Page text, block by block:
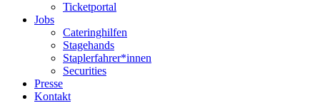
Ticketportal
Jobs
Cateringhilfen
Stagehands
Staplerfahrer*innen
Securities
Presse
Kontakt